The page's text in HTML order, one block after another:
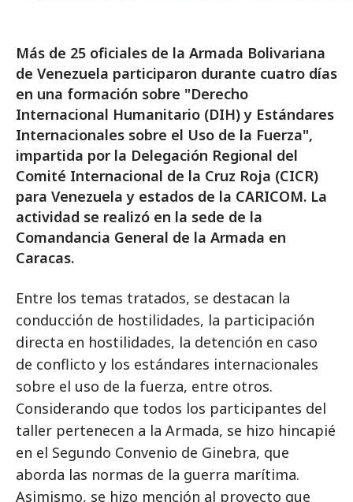
Más de 25 oficiales de la Armada Bolivariana
de Venezuela participaron durante cuatro días
en una formación sobre "Derecho
Internacional Humanitario (DIH) y Estándares
Internacionales sobre el Uso de la Fuerza",
impartida por la Delegación Regional del
Comité Internacional de la Cruz Roja (CICR)
para Venezuela y estados de la CARICOM. La
actividad se realizó en la sede de la
Comandancia General de la Armada en
Caracas.
Entre los temas tratados, se destacan la
conducción de hostilidades, la participación
directa en hostilidades, la detención en caso
de conflicto y los estándares internacionales
sobre el uso de la fuerza, entre otros.
Considerando que todos los participantes del
taller pertenecen a la Armada, se hizo hincapié
en el Segundo Convenio de Ginebra, que
aborda las normas de la guerra marítima.
Asimismo, se hizo mención al proyecto que